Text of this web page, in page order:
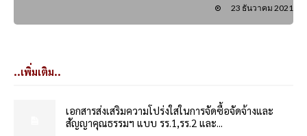
23 ธันวาคม 2021
..เพิ่มเติม..
เอกสารส่งเสริมความโปร่งใสในการจัดซื้อจัดจ้างและ
สัญญาคุณธรรมฯ แบบ รร.1,รร.2 และ...